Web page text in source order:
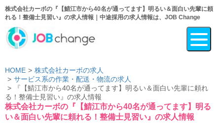
株式会社カーボの『【鯖江市から40名が通ってます】明るい＆面白い先輩に頼
れる！整備士見習い』の求人情報｜中途採用の求人情報は、JOB Change
HOME
株式会社カーボの求人
サービス系の作業・配送・物流の求人
『【鯖江市から40名が通ってます】明るい＆面白い先輩に頼れ
る！整備士見習い』の求人情報
株式会社カーボの『【鯖江市から40名が通ってます】明る
い＆面白い先輩に頼れる！整備士見習い』の求人情報